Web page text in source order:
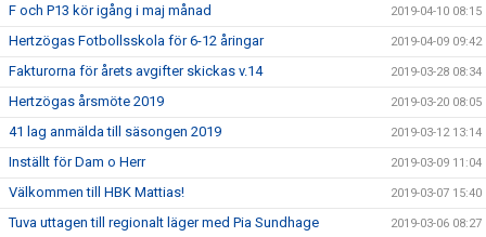
F och P13 kör igång i maj månad 2019-04-10 08:15
Hertzögas Fotbollsskola för 6-12 åringar 2019-04-09 09:42
Fakturorna för årets avgifter skickas v.14 2019-03-28 08:34
Hertzögas årsmöte 2019 2019-03-20 08:05
41 lag anmälda till säsongen 2019 2019-03-12 13:14
Inställt för Dam o Herr 2019-03-09 11:04
Välkommen till HBK Mattias! 2019-03-07 15:40
Tuva uttagen till regionalt läger med Pia Sundhage 2019-03-06 08:27